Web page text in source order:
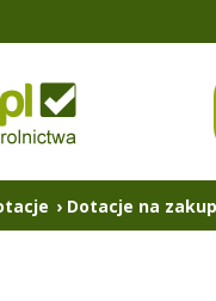
› Dotacje na